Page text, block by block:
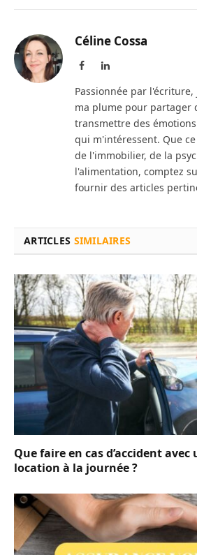
Céline Cossa
FacebookLinkedIn
Passionnée par
ma plume pour partager
transmettre des
qui m'intéressent. Que
de l'immobilier, de la
l'alimentation, comptez
fournir des articles
ARTICLES SIMILAIRES
Que faire en cas d’accident
location à la journée ?